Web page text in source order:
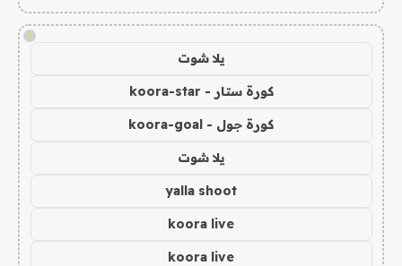
!
يلا شوت
كورة ستار - koora-star
كورة جول - koora-goal
يلا شوت
yalla shoot
koora live
koora live